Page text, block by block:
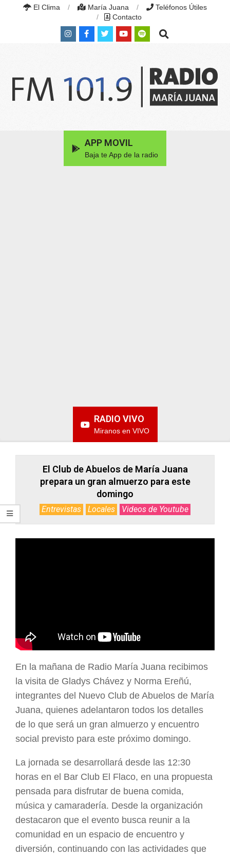
El Clima María Juana
Teléfonos Útiles
Contacto
Search
APP MOVIL
Baja te App de la radio
RADIO VIVO
Miranos en VIVO
El Club de Abuelos de María Juana
prepara un gran almuerzo para este
domingo
Entrevistas Locales Videos de Youtube
En la mañana de Radio María Juana recibimos
la visita de Gladys Chávez y Norma Ereñú,
integrantes del Nuevo Club de Abuelos de María
Juana, quienes adelantaron todos los detalles
de lo que será un gran almuerzo y encuentro
social previsto para este próximo domingo.
La jornada se desarrollará desde las 12:30
horas en el Bar Club El Flaco, en una propuesta
pensada para disfrutar de buena comida,
música y camaradería. Desde la organización
destacaron que el evento busca reunir a la
comunidad en un espacio de encuentro y
diversión, continuando con las actividades que